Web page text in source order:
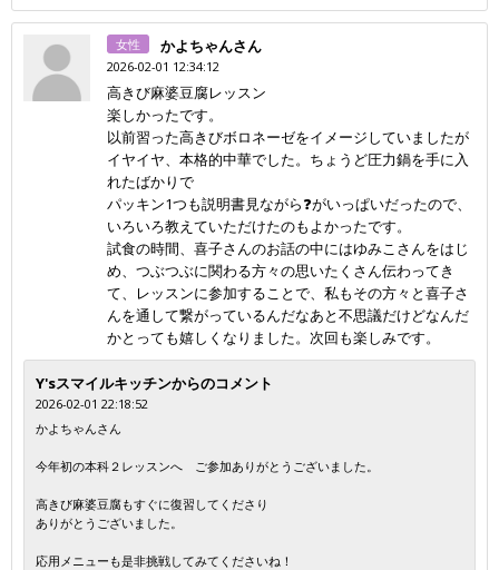
女性 かよちゃんさん
2026-02-01 12:34:12
高きび麻婆豆腐レッスン
楽しかったです。
以前習った高きびボロネーゼをイメージしていましたが
イヤイヤ、本格的中華でした。ちょうど圧力鍋を手に入
れたばかりで
パッキン1つも説明書見ながら❓がいっぱいだったので、
いろいろ教えていただけたのもよかったです。
試食の時間、喜子さんのお話の中にはゆみこさんをはじ
め、つぶつぶに関わる方々の思いたくさん伝わってき
て、レッスンに参加することで、私もその方々と喜子さ
んを通して繋がっているんだなあと不思議だけどなんだ
かとっても嬉しくなりました。次回も楽しみです。
Y'sスマイルキッチンからのコメント
2026-02-01 22:18:52
かよちゃんさん
今年初の本科２レッスンへ ご参加ありがとうございました。
高きび麻婆豆腐もすぐに復習してくださり
ありがとうございました。
応用メニューも是非挑戦してみてくださいね！